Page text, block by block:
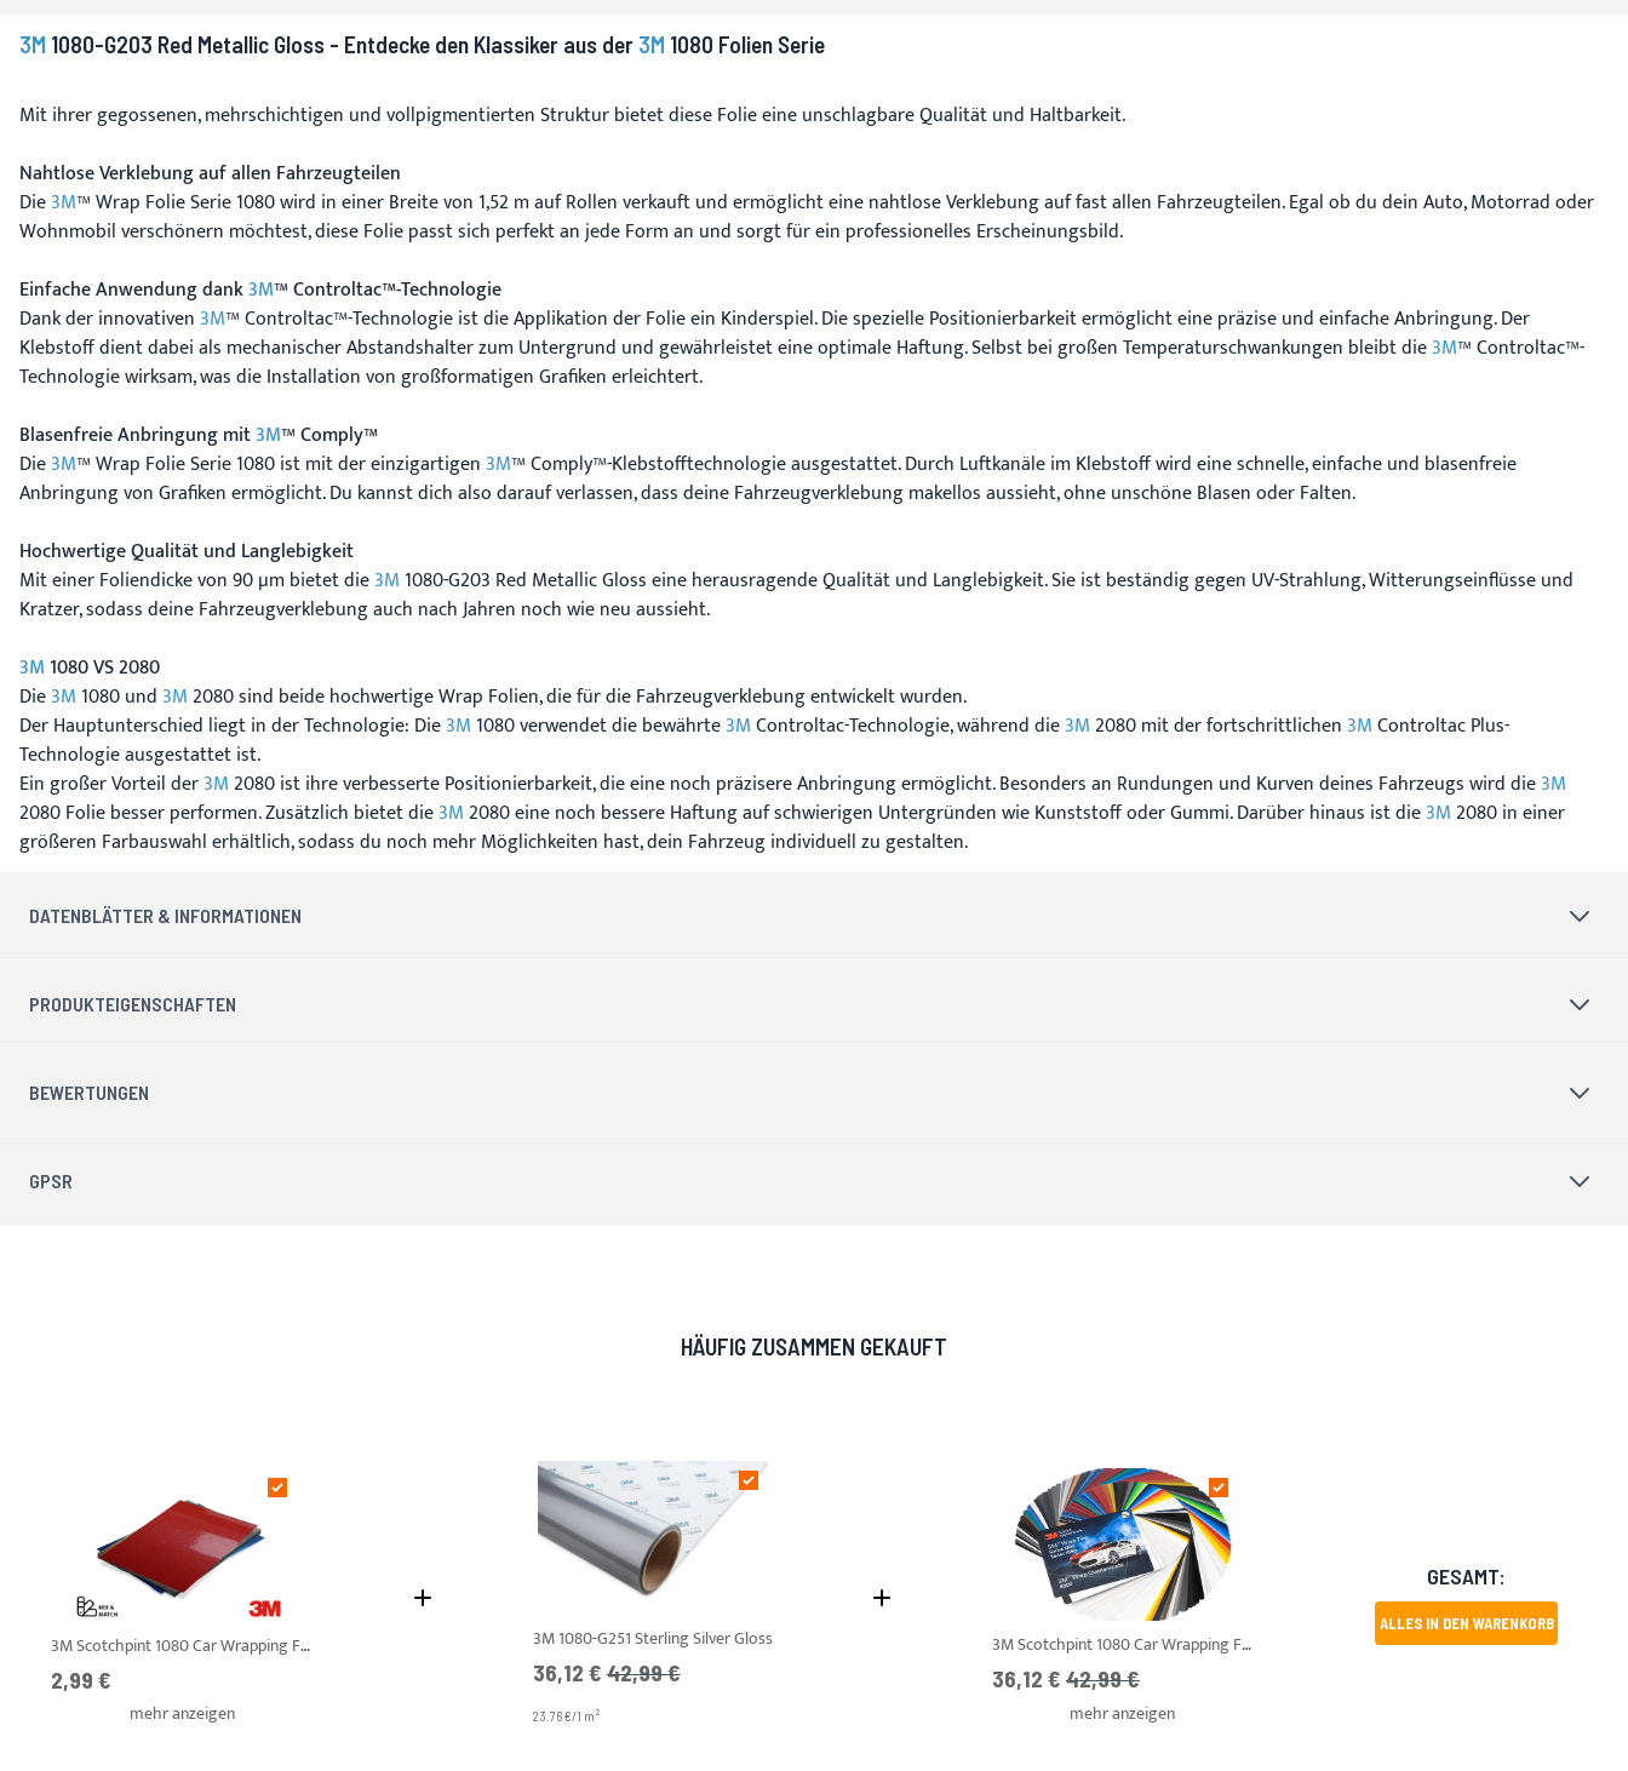
3M 1080-G203 Red Metallic Gloss - Entdecke den Klassiker aus der 3M 1080 Folien Serie
Mit ihrer gegossenen, mehrschichtigen und vollpigmentierten Struktur bietet diese Folie eine unschlagbare Qualität und Haltbarkeit.
Nahtlose Verklebung auf allen Fahrzeugteilen
Die3M™ Wrap Folie Serie 1080 wird in einer Breite von 1,52 m auf Rollen verkauft und ermöglicht eine nahtlose Verklebung auf fast allen Fahrzeugteilen. Egal ob du dein Auto, Motorrad oder
Wohnmobil verschönern möchtest, diese Folie passt sich perfekt an jede Form an und sorgt für ein professionelles Erscheinungsbild.
Einfache Anwendung dank3M™ Controltac™-Technologie
Dank der innovativen3M™ Controltac™-Technologie ist die Applikation der Folie ein Kinderspiel. Die spezielle Positionierbarkeit ermöglicht eine präzise und einfache Anbringung. Der
Klebstoff dient dabei als mechanischer Abstandshalter zum Untergrund und gewährleistet eine optimale Haftung. Selbst bei großen Temperaturschwankungen bleibt die3M™ Controltac™-
Technologie wirksam, was die Installation von großformatigen Grafiken erleichtert.
Blasenfreie Anbringung mit3M™ Comply™
Die3M™ Wrap Folie Serie 1080 ist mit der einzigartigen3M™ Comply™-Klebstofftechnologie ausgestattet. Durch Luftkanäle im Klebstoff wird eine schnelle, einfache und blasenfreie
Anbringung von Grafiken ermöglicht. Du kannst dich also darauf verlassen, dass deine Fahrzeugverklebung makellos aussieht, ohne unschöne Blasen oder Falten.
Hochwertige Qualität und Langlebigkeit
Mit einer Foliendicke von 90 µm bietet die3M 1080-G203 Red Metallic Gloss eine herausragende Qualität und Langlebigkeit. Sie ist beständig gegen UV-Strahlung, Witterungseinflüsse und
Kratzer, sodass deine Fahrzeugverklebung auch nach Jahren noch wie neu aussieht.
3M 1080 VS 2080
Die3M 1080 und3M2080 sind beide hochwertige Wrap Folien, die für die Fahrzeugverklebung entwickelt wurden.
Der Hauptunterschied liegt in der Technologie: Die3M 1080 verwendet die bewährte3MControltac-Technologie, während die3M2080 mit der fortschrittlichen3MControltac Plus-
Technologie ausgestattet ist.
Ein großer Vorteil der3M2080 ist ihre verbesserte Positionierbarkeit, die eine noch präzisere Anbringung ermöglicht. Besonders an Rundungen und Kurven deines Fahrzeugs wird die3M
2080 Folie besser performen. Zusätzlich bietet die3M2080 eine noch bessere Haftung auf schwierigen Untergründen wie Kunststoff oder Gummi. Darüber hinaus ist die3M2080 in einer
größeren Farbauswahl erhältlich, sodass du noch mehr Möglichkeiten hast, dein Fahrzeug individuell zu gestalten.
DATENBLÄTTER & INFORMATIONEN
PRODUKTEIGENSCHAFTEN
BEWERTUNGEN
GPSR
HÄUFIG ZUSAMMEN GEKAUFT
3M Scotchpint 1080 Car Wrapping Folie - DIN A4 Mix & Match Farbfächer
Ab
2,99 €
mehr anzeigen
3M 1080-G251 Sterling Silver Gloss
Angebotspreis
36,12 € UVP
42,99 €
23.76 €/1 m2
3M Scotchpint 1080 Car Wrapping Folie
Ab
36,12 € UVP
42,99 €
mehr anzeigen
ALLES IN DEN WARENKORB
GESAMT: